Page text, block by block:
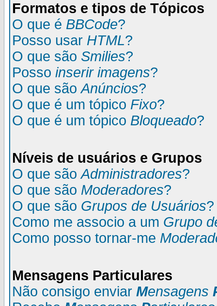
Formatos e tipos de Tópicos
O que é BBCode?
Posso usar HTML?
O que são Smilies?
Posso inserir imagens?
O que sãoAnúncios?
O que é um tópico Fixo?
O que é um tópico Bloqueado?
Níveis de usuários e Grupos
O que sãoAdministradores?
O que são Moderadores?
O que são Grupos de Usuários?
Como me associo a um Grupo
Como posso tornar-me
Mensagens Particulares
Não consigo enviar Mensagens